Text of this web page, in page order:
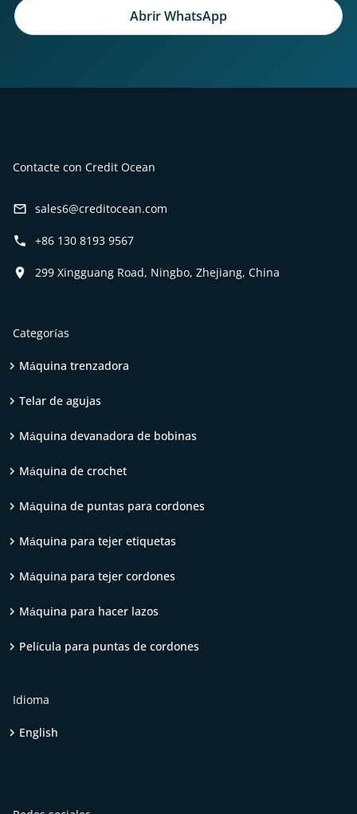
Abrir WhatsApp
Contacte con Credit Ocean
sales6@creditocean.com
+86 130 8193 9567
299 Xingguang Road, Ningbo, Zhejiang, China
Categorías
Máquina trenzadora
Telar de agujas
Máquina devanadora de bobinas
Máquina de crochet
Máquina de puntas para cordones
Máquina para tejer etiquetas
Máquina para tejer cordones
Máquina para hacer lazos
Película para puntas de cordones
Idioma
English